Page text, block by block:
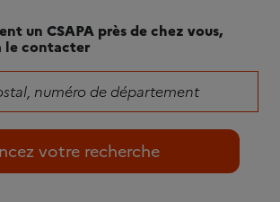
un CSAPA près de chez vous,
le contacter